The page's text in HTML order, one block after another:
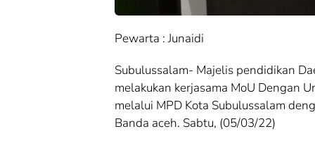
Pewarta : Junaidi
Subulussalam- Majelis pendidikan
melakukan kerjasama MoU Dengan
melalui MPD Kota Subulussalam
Banda aceh. Sabtu, (05/03/22)